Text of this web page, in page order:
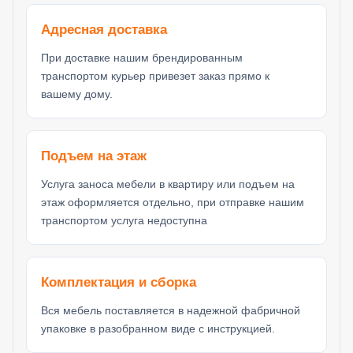
Адресная доставка
При доставке нашим брендированным
транспортом курьер привезет заказ прямо к
вашему дому.
Подъем на этаж
Услуга заноса мебели в квартиру или подъем на
этаж оформляется отдельно, при отправке нашим
транспортом услуга недоступна
Комплектация и сборка
Вся мебель поставляется в надежной фабричной
упаковке в разобранном виде с инструкцией.